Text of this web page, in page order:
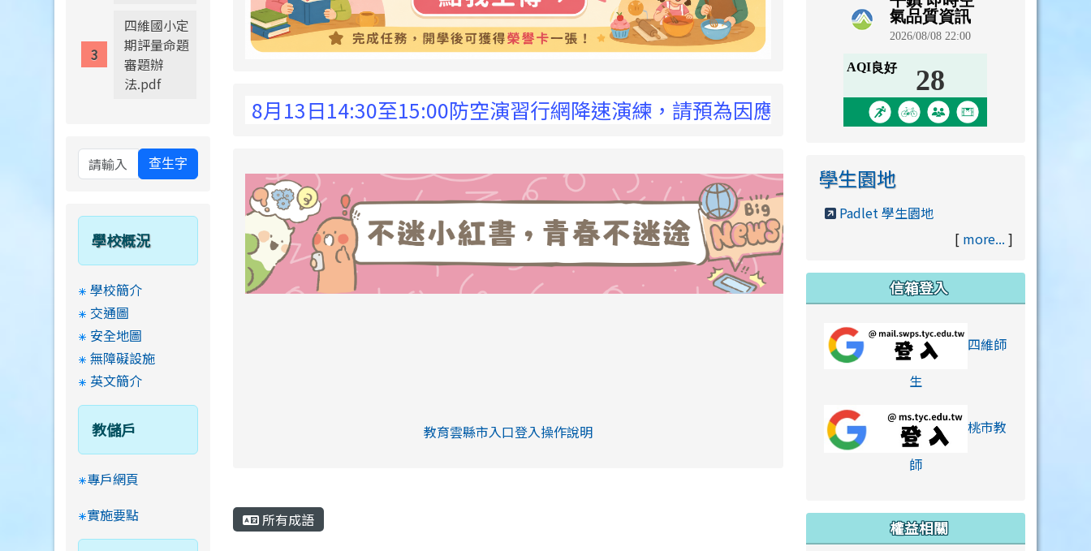
8月13日14:30至15:00防空演習行網降速演練，請預為因應，詳洽NCC官網
link to https://eliteracy.edu.tw/Shorts/xiaohongshu.html
link to https://eliteracy.edu.tw/Shorts/xiaohongshu.html
教育雲縣市入口登入操作說明
link to https://eliteracy.edu.tw/Shorts/xiaohongshu.html
所有成語
四維國小定
期評量命題
審題辦
法.pdf
查生字
學校概況
學校簡介
交通圖
安全地圖
無障礙設施
英文簡介
教儲戶
專戶網頁
實施要點
學生園地
Padlet 學生園地
[ more... ]
信箱登入
四維師
生link to https://
桃市教
師link to https://
權益相關